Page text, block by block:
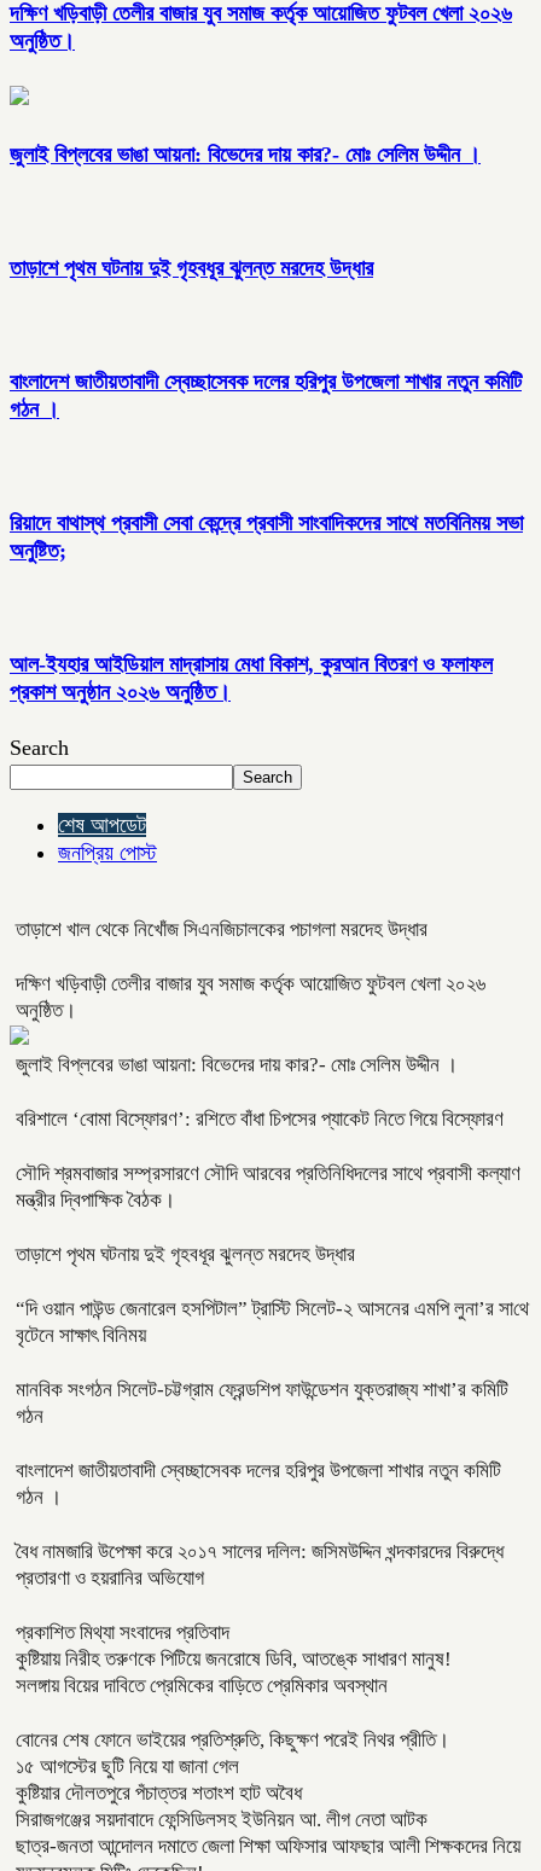
দক্ষিণ খড়িবাড়ী তেলীর বাজার যুব সমাজ কর্তৃক আয়োজিত ফুটবল খেলা ২০২৬
অনুষ্ঠিত।
জুলাই বিপ্লবের ভাঙা আয়না: বিভেদের দায় কার?- মোঃ সেলিম উদ্দীন ।
তাড়াশে পৃথম ঘটনায় দুই গৃহবধূর ঝুলন্ত মরদেহ উদ্ধার
বাংলাদেশ জাতীয়তাবাদী স্বেচ্ছাসেবক দলের হরিপুর উপজেলা শাখার নতুন কমিটি
গঠন ।
রিয়াদে বাথাস্থ প্রবাসী সেবা কেন্দ্রে প্রবাসী সাংবাদিকদের সাথে মতবিনিময় সভা
অনুষ্টিত;
আল-ইযহার আইডিয়াল মাদ্রাসায় মেধা বিকাশ, কুরআন বিতরণ ও ফলাফল
প্রকাশ অনুষ্ঠান ২০২৬ অনুষ্ঠিত।
Search
Search
শেষ আপডেট
জনপ্রিয় পোস্ট
তাড়াশে খাল থেকে নিখোঁজ সিএনজিচালকের পচাগলা মরদেহ উদ্ধার
দক্ষিণ খড়িবাড়ী তেলীর বাজার যুব সমাজ কর্তৃক আয়োজিত ফুটবল খেলা ২০২৬
অনুষ্ঠিত।
জুলাই বিপ্লবের ভাঙা আয়না: বিভেদের দায় কার?- মোঃ সেলিম উদ্দীন ।
বরিশালে ‘বোমা বিস্ফোরণ’: রশিতে বাঁধা চিপসের প্যাকেট নিতে গিয়ে বিস্ফোরণ
সৌদি শ্রমবাজার সম্প্রসারণে সৌদি আরবের প্রতিনিধিদলের সাথে প্রবাসী কল্যাণ
মন্ত্রীর দ্বিপাক্ষিক বৈঠক।
তাড়াশে পৃথম ঘটনায় দুই গৃহবধূর ঝুলন্ত মরদেহ উদ্ধার
“দি ওয়ান পাউন্ড জেনারেল হসপিটাল” ট্রাস্টি সিলেট-২ আসনের এমপি লুনা’র সা‌থে
বৃটেনে সাক্ষাৎ বিনিময়
মানবিক সংগঠন সিলেট-চট্টগ্রাম ফ্রেন্ডশিপ ফাউন্ডেশন যুক্তরাজ্য শাখা’র কমিটি
গঠন
বাংলাদেশ জাতীয়তাবাদী স্বেচ্ছাসেবক দলের হরিপুর উপজেলা শাখার নতুন কমিটি
গঠন ।
বৈধ নামজারি উপেক্ষা করে ২০১৭ সালের দলিল: জসিমউদ্দিন খন্দকারদের বিরুদ্ধে
প্রতারণা ও হয়রানির অভিযোগ
প্রকাশিত মিথ্যা সংবাদের প্রতিবাদ
কুষ্টিয়ায় নিরীহ তরুণকে পিটিয়ে জনরোষে ডিবি, আতঙ্কে সাধারণ মানুষ!
সলঙ্গায় বিয়ের দাবিতে প্রেমিকের বাড়িতে প্রেমিকার অবস্থান
বোনের শেষ ফোনে ভাইয়ের প্রতিশ্রুতি, কিছুক্ষণ পরেই নিথর প্রীতি।
১৫ আগস্টের ছুটি নিয়ে যা জানা গেল
কুষ্টিয়ার দৌলতপুরে পঁচাত্তর শতাংশ হাট অবৈধ
সিরাজগঞ্জের সয়দাবাদে ফেন্সিডিলসহ ইউনিয়ন আ. লীগ নেতা আটক
ছাত্র-জনতা আন্দোলন দমাতে জেলা শিক্ষা অফিসার আফছার আলী শিক্ষকদের নিয়ে